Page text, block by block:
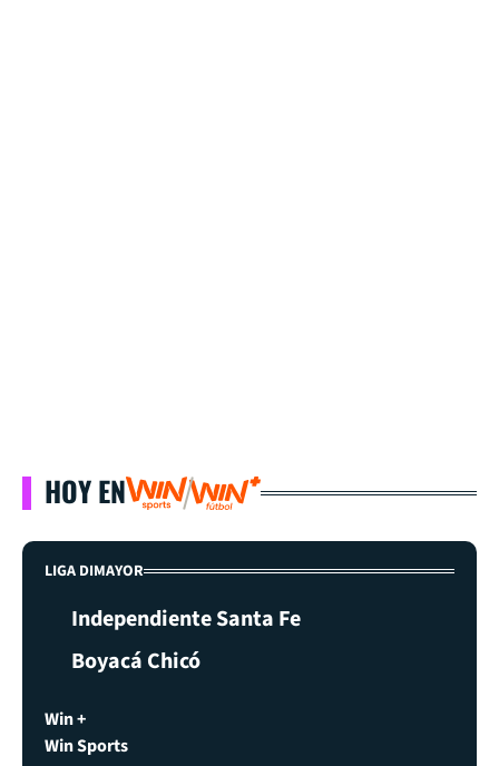
HOY EN
LIGA DIMAYOR
Independiente Santa Fe
Boyacá Chicó
Win +
Win Sports